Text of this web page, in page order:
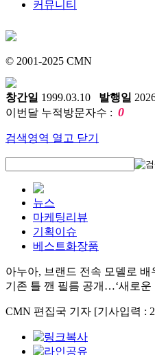
커뮤니티
© 2001-2025 CMN
창간일 1999.03.10 발행일
이번달 누적방문자수 : 0
검색영역 열고 닫기
뉴스
마케팅리뷰
기획이슈
베스트화장품
아누아, 브랜드 전속 모델로 배
기존 틀 깬 필름 공개…‘새로운
CMN 편집국 기자 [기사입력 :